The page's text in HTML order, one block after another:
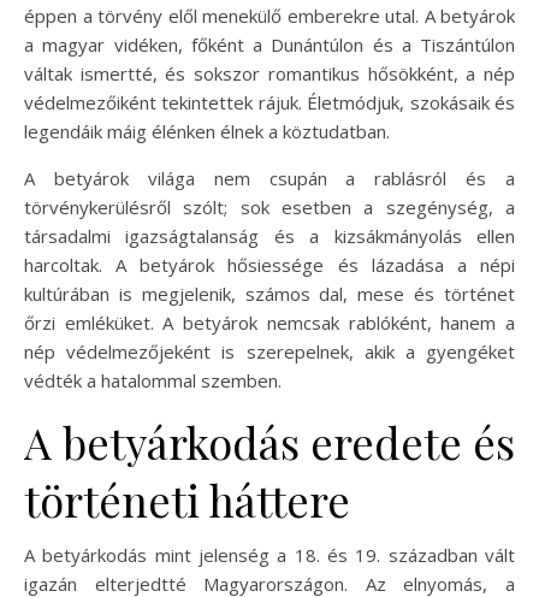
éppen a törvény elől menekülő emberekre utal. A betyárok
a magyar vidéken, főként a Dunántúlon és a Tiszántúlon
váltak ismertté, és sokszor romantikus hősökként, a nép
védelmezőiként tekintettek rájuk. Életmódjuk, szokásaik és
legendáik máig élénken élnek a köztudatban.
A betyárok világa nem csupán a rablásról és a
törvénykerülésről szólt; sok esetben a szegénység, a
társadalmi igazságtalanság és a kizsákmányolás ellen
harcoltak. A betyárok hősiessége és lázadása a népi
kultúrában is megjelenik, számos dal, mese és történet
őrzi emléküket. A betyárok nemcsak rablóként, hanem a
nép védelmezőjeként is szerepelnek, akik a gyengéket
védték a hatalommal szemben.
A betyárkodás eredete és
történeti háttere
A betyárkodás mint jelenség a 18. és 19. században vált
igazán elterjedtté Magyarországon. Az elnyomás, a